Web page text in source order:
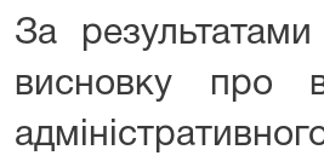
За
висновку про